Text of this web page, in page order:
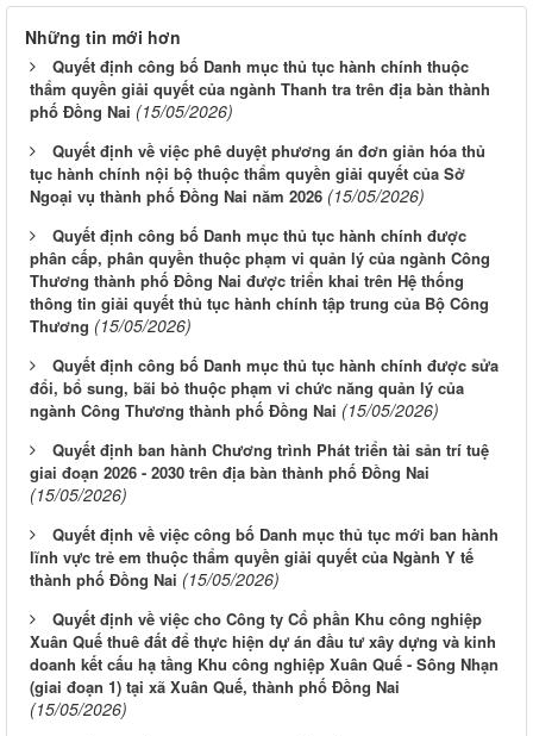
Những tin mới hơn
Quyết định công bố Danh mục thủ tục hành chính thuộc
thẩm quyền giải quyết của ngành Thanh tra trên địa bàn thành
phố Đồng Nai (15/05/2026)
Quyết định về việc phê duyệt phương án đơn giản hóa thủ
tục hành chính nội bộ thuộc thẩm quyền giải quyết của Sở
Ngoại vụ thành phố Đồng Nai năm 2026 (15/05/2026)
Quyết định công bố Danh mục thủ tục hành chính được
phân cấp, phân quyền thuộc phạm vi quản lý của ngành Công
Thương thành phố Đồng Nai được triển khai trên Hệ thống
thông tin giải quyết thủ tục hành chính tập trung của Bộ Công
Thương (15/05/2026)
Quyết định công bố Danh mục thủ tục hành chính được sửa
đổi, bổ sung, bãi bỏ thuộc phạm vi chức năng quản lý của
ngành Công Thương thành phố Đồng Nai (15/05/2026)
Quyết định ban hành Chương trình Phát triển tài sản trí tuệ
giai đoạn 2026 - 2030 trên địa bàn thành phố Đồng Nai
(15/05/2026)
Quyết định về việc công bố Danh mục thủ tục mới ban hành
lĩnh vực trẻ em thuộc thẩm quyền giải quyết của Ngành Y tế
thành phố Đồng Nai (15/05/2026)
Quyết định về việc cho Công ty Cổ phần Khu công nghiệp
Xuân Quế thuê đất để thực hiện dự án đầu tư xây dựng và kinh
doanh kết cấu hạ tầng Khu công nghiệp Xuân Quế - Sông Nhạn
(giai đoạn 1) tại xã Xuân Quế, thành phố Đồng Nai
(15/05/2026)